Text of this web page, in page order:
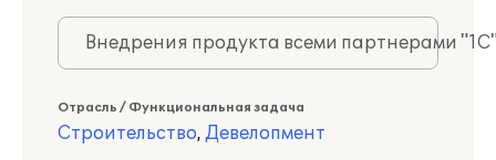
Внедрения продукта всеми партнерами
Отрасль / Функциональная задача
Строительство, Девелопмент